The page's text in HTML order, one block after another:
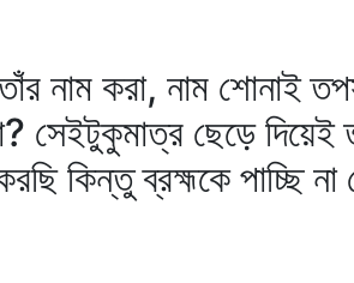
নাম করা, নাম শোনাই
সেইটুকুমাত্র ছেড়ে দিয়েই
কিন্তু ব্রহ্মকে পাচ্ছি